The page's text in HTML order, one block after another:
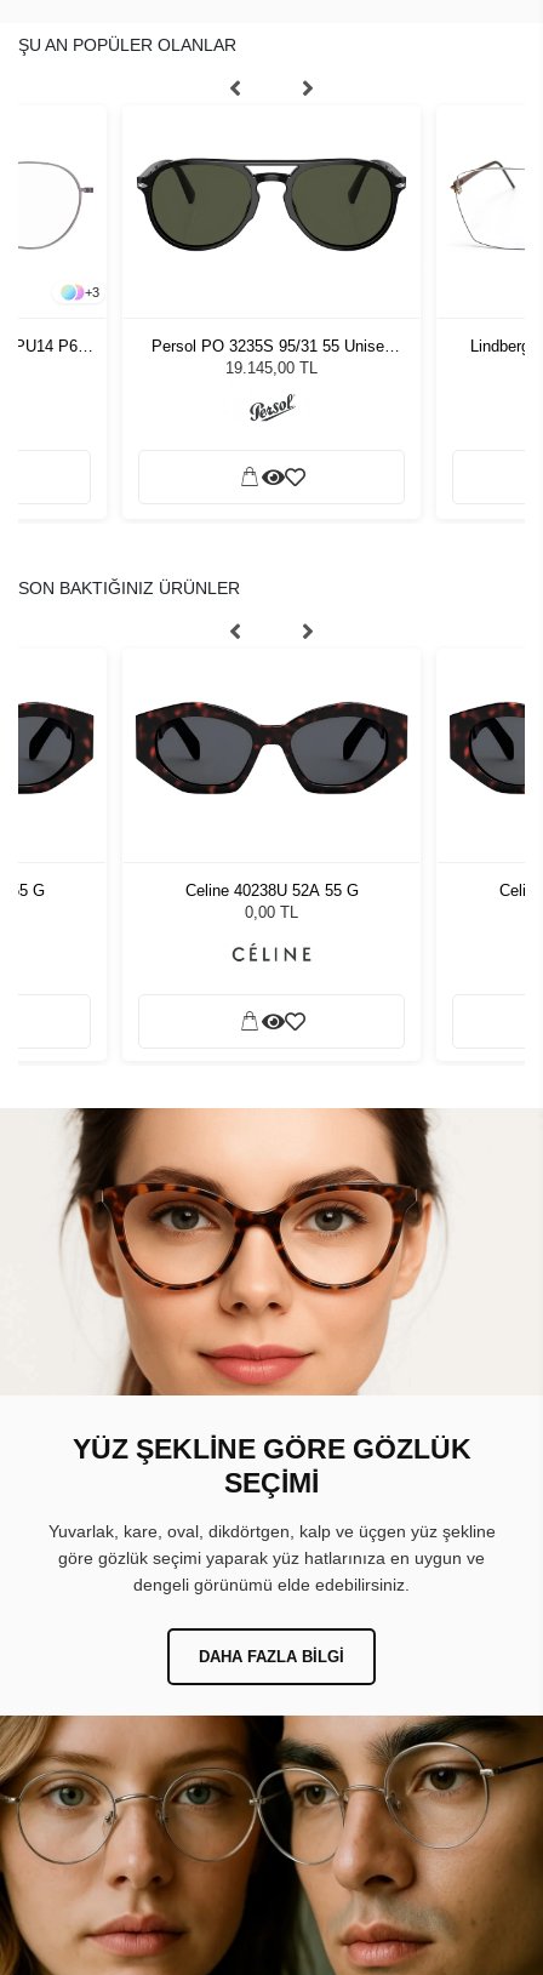
ŞU AN POPÜLER OLANLAR
+3
PU14 P60
Persol PO 3235S 95/31 55 Unisex
Güneş Gözlüğü
19.145,00 TL
Lindberg
SON BAKTIĞINIZ ÜRÜNLER
55 G
Celine 40238U 52A 55 G
0,00 TL
YÜZ ŞEKLİNE GÖRE GÖZLÜK
SEÇİMİ
Yuvarlak, kare, oval, dikdörtgen, kalp ve üçgen yüz şekline
göre gözlük seçimi yaparak yüz hatlarınıza en uygun ve
dengeli görünümü elde edebilirsiniz.
DAHA FAZLA BILGI